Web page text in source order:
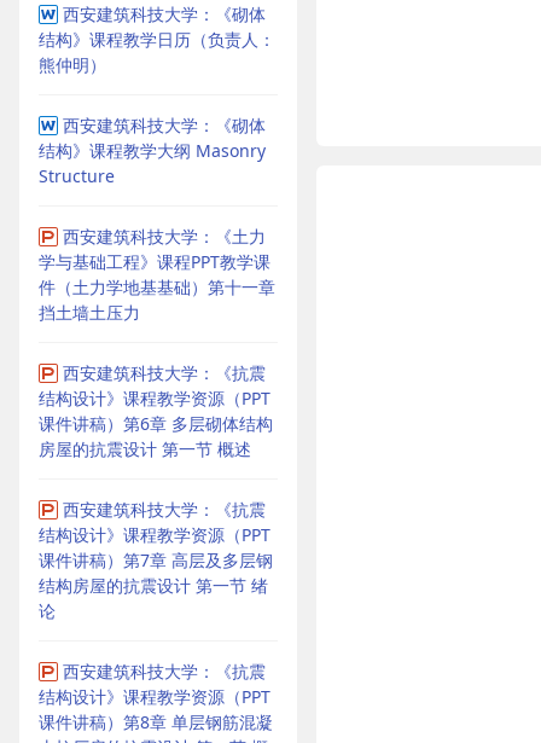
西安建筑科技大学：《砌体
结构》课程教学日历（负责人：
熊仲明）
西安建筑科技大学：《砌体
结构》课程教学大纲 Masonry
Structure
西安建筑科技大学：《土力
学与基础工程》课程PPT教学课
件（土力学地基基础）第十一章
挡土墙土压力
西安建筑科技大学：《抗震
结构设计》课程教学资源（PPT
课件讲稿）第6章 多层砌体结构
房屋的抗震设计 第一节 概述
西安建筑科技大学：《抗震
结构设计》课程教学资源（PPT
课件讲稿）第7章 高层及多层钢
结构房屋的抗震设计 第一节 绪
论
西安建筑科技大学：《抗震
结构设计》课程教学资源（PPT
课件讲稿）第8章 单层钢筋混凝